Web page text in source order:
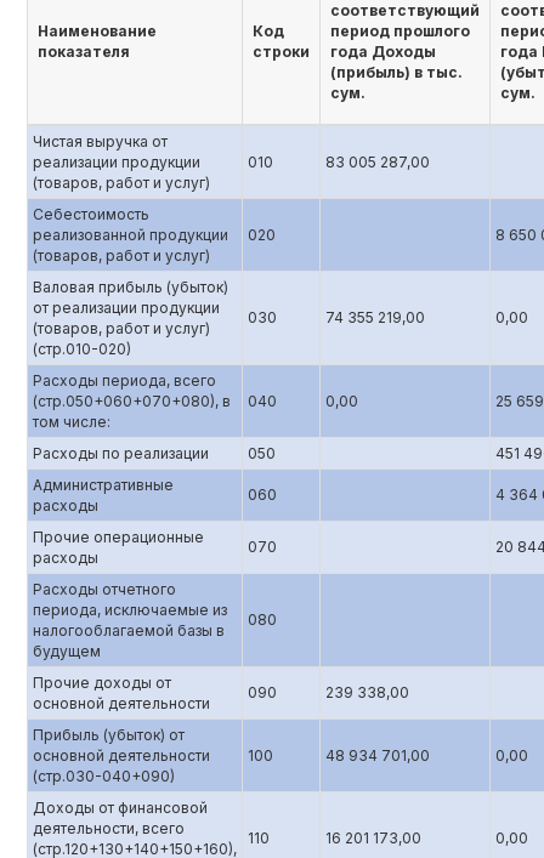
Наименование
показателя
Код
строки
соответствующий
период прошлого
года Доходы
(прибыль) в тыс.
сум.
года
сум.
Чистая выручка от
реализации продукции
(товаров, работ и услуг)
010 83 005 287,00
Себестоимость
реализованной продукции
(товаров, работ и услуг)
020 8 650
Валовая прибыль (убыток)
от реализации продукции
(товаров, работ и услуг)
(стр.010-020)
030 74 355 219,00 0,00
Расходы периода, всего
(стр.050+060+070+080), в
том числе:
040 0,00 25
Расходы по реализации 050
451
Административные
расходы
060 4 364
Прочие операционные
расходы
070 20
Расходы отчетного
периода, исключаемые из
налогооблагаемой базы в
будущем
080
Прочие доходы от
основной деятельности
090 239 338,00
Прибыль (убыток) от
основной деятельности
(стр.0З0-040+090)
100 48 934 701,00 0,00
Доходы от финансовой
деятельности, всего
(стр.120+130+140+150+160),
110 16 201 173,00 0,00